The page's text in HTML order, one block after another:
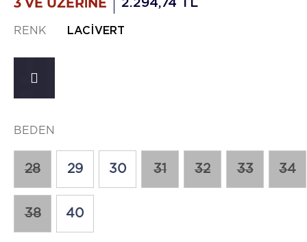
2.294,74 TL
RENK LACIVERT
BEDEN
28 29 30 31 32 33 34
38 40